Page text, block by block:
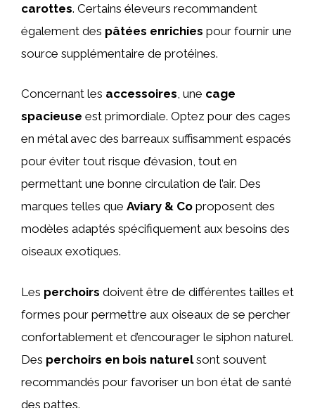
carottes. Certains éleveurs recommandent
également des pâtées enrichies pour fournir une
source supplémentaire de protéines.
Concernant les accessoires, une cage
spacieuse est primordiale. Optez pour des cages
en métal avec des barreaux suffisamment espacés
pour éviter tout risque d’évasion, tout en
permettant une bonne circulation de l’air. Des
marques telles que Aviary & Co proposent des
modèles adaptés spécifiquement aux besoins des
oiseaux exotiques.
Les perchoirs doivent être de différentes tailles et
formes pour permettre aux oiseaux de se percher
confortablement et d’encourager le siphon naturel.
Des perchoirs en bois naturelsont souvent
recommandés pour favoriser un bon état de santé
des pattes.